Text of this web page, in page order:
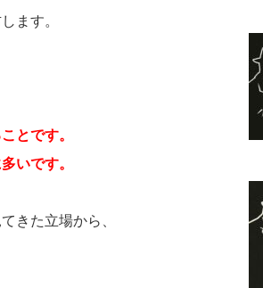
ます。
とです。
いです。
きた立場から、